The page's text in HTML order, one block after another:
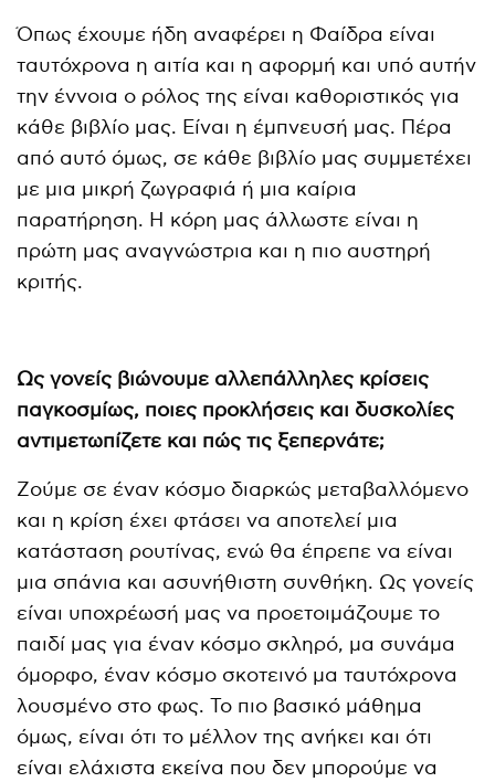
Όπως έχουμε ήδη αναφέρει η Φαίδρα είναι
ταυτόχρονα η αιτία και η αφορμή και υπό αυτήν
την έννοια ο ρόλος της είναι καθοριστικός για
κάθε βιβλίο μας. Είναι η έμπνευσή μας. Πέρα
από αυτό όμως, σε κάθε βιβλίο μας συμμετέχει
με μια μικρή ζωγραφιά ή μια καίρια
παρατήρηση. Η κόρη μας άλλωστε είναι η
πρώτη μας αναγνώστρια και η πιο αυστηρή
κριτής.
Ως γονείς βιώνουμε αλλεπάλληλες κρίσεις
παγκοσμίως, ποιες προκλήσεις και δυσκολίες
αντιμετωπίζετε και πώς τις ξεπερνάτε;
Ζούμε σε έναν κόσμο διαρκώς μεταβαλλόμενο
και η κρίση έχει φτάσει να αποτελεί μια
κατάσταση ρουτίνας, ενώ θα έπρεπε να είναι
μια σπάνια και ασυνήθιστη συνθήκη. Ως γονείς
είναι υποχρέωσή μας να προετοιμάζουμε το
παιδί μας για έναν κόσμο σκληρό, μα συνάμα
όμορφο, έναν κόσμο σκοτεινό μα ταυτόχρονα
λουσμένο στο φως. Το πιο βασικό μάθημα
όμως, είναι ότι το μέλλον της ανήκει και ότι
είναι ελάχιστα εκείνα που δεν μπορούμε να